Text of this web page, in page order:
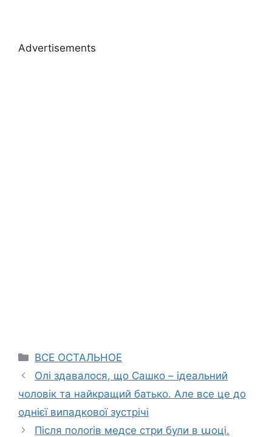
Advertisements
Categories
ВСЕ ОСТАЛЬНОЕ
Олі здавалося, що Сашко – ідеальний
чоловік та найкращий батько. Але все це до
однієї випадкової зустрічі
Після полоrів медсе стри були в աоці.